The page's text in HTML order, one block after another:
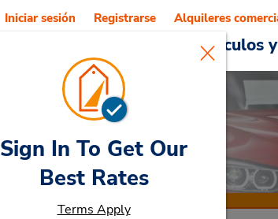
Vehículos
Iniciar sesión Registrarse Alquileres
Car RentalAgen
Sign In To Get Our
Best Rates
Terms Apply